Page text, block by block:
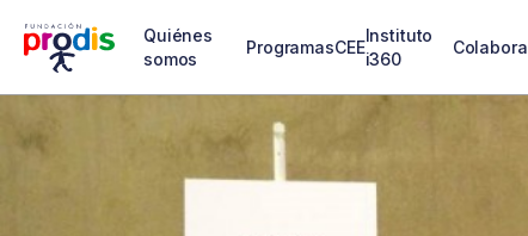
Quiénes
somos
ProgramasCEE
Instituto
i360
Colabora